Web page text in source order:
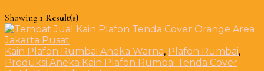
Showing 1 Result(s)
Kain Plafon Rumbai Aneka Warna, Plafon Rumbai,
Produksi Aneka Kain Plafon Rumbai Tenda Cover